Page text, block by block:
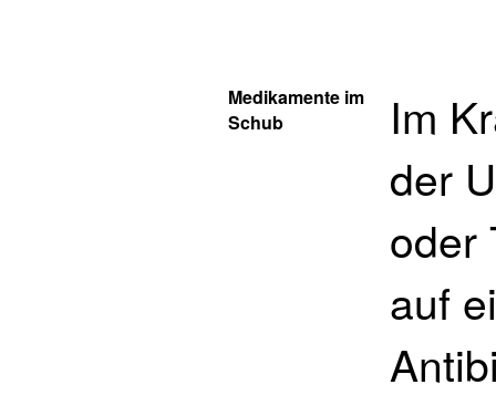
Medikamente im
Schub
Im
der
oder
auf